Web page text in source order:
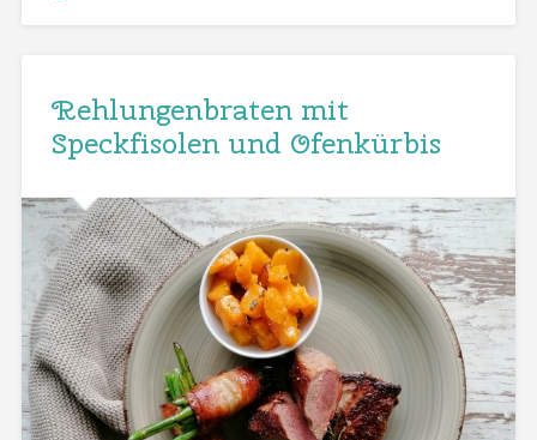
Rehlungenbraten mit
Speckfisolen und Ofenkürbis